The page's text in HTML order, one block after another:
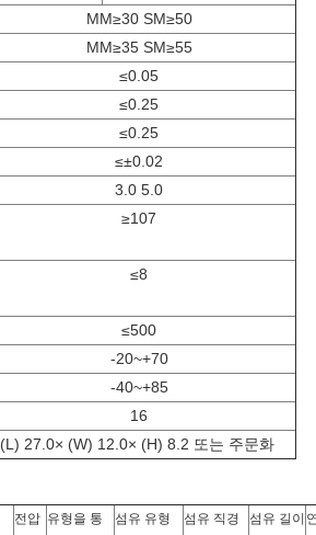
MM≥30 SM≥50
MM≥35 SM≥55
≤0.05
≤0.25
≤0.25
≤±0.02
3.0 5.0
≥107
≤8
≤500
-20~+70
-40~+85
16
(L) 27.0× (W) 12.0× (H) 8.2 또는 주문화
전압 유형을 통
섬유 유형 섬유 직경 섬유 길이